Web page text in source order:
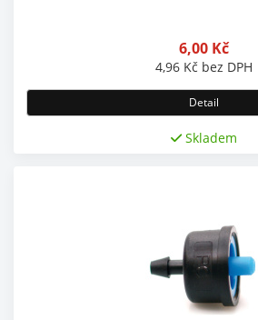
6,00 Kč
4,96 Kč bez DPH
Detail
Skladem